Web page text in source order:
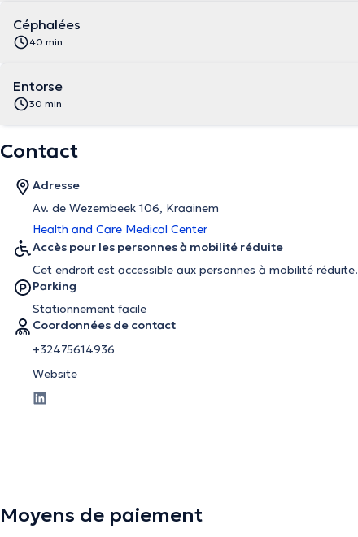
Céphalées
40 min
Entorse
30 min
Contact
Adresse
Av. de Wezembeek 106, Kraainem
Health and Care Medical Center
Accès pour les personnes à mobilité réduite
Cet endroit est accessible aux personnes à mobilité réduite.
Parking
Stationnement facile
Coordonnées de contact
+32475614936
Website
Moyens de paiement